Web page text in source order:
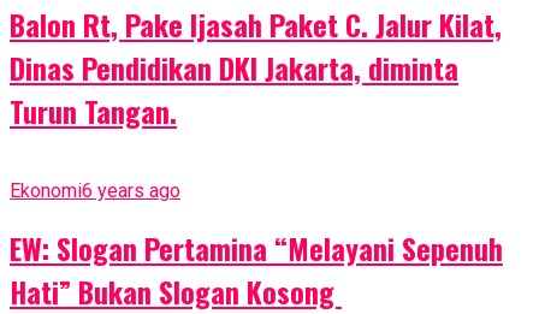
Balon Rt, Pake Ijasah Paket C. Jalur Kilat,
Dinas Pendidikan DKI Jakarta, diminta
Turun Tangan.
Ekonomi6 years ago
EW: Slogan Pertamina “Melayani Sepenuh
Hati” Bukan Slogan Kosong